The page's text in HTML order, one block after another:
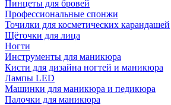
Пинцеты для бровей
Профессиональные спонжи
Точилки для косметических карандашей
Щёточки для лица
Ногти
Инструменты для маникюра
Кисти для дизайна ногтей и маникюра
Лампы LED
Машинки для маникюра и педикюра
Палочки для маникюра